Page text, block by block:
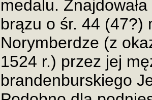
medalu.
brązu o śr. 44 (47?)
Norymberdze (z
1524 r.) przez jej
brandenburskiego